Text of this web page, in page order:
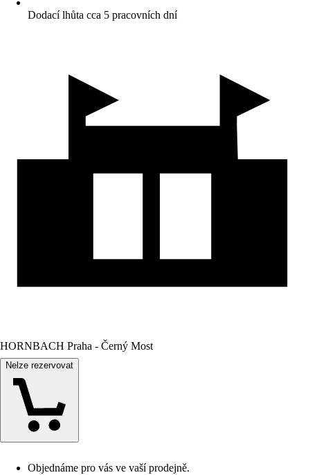
Dodací lhůta cca 5 pracovních dní
HORNBACH Praha - Černý Most
Nelze rezervovat
Objednáme pro vás ve vaší prodejně.